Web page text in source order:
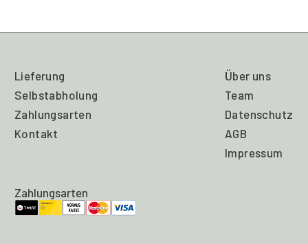
Lieferung
Selbstabholung
Zahlungsarten
Kontakt
Über uns
Team
Datenschutz
AGB
Impressum
Zahlungsarten